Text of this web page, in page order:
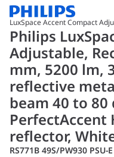
LuxSpace Accent Compact
Philips
Adjustable,
mm, 5200 lm,
reflective
beam 40 to 80
PerfectAccent
reflector,
RS771B 49S/PW930 PSU-